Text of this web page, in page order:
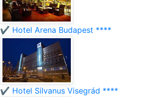
✔️ Hotel Arena Budapest ****
✔️ Hotel Silvanus Visegrád ****